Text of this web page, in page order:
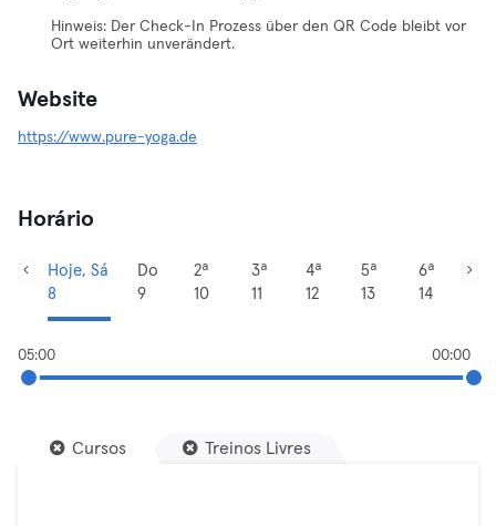
Hinweis: Der Check-In Prozess über den QR Code bleibt vor
Ort weiterhin unverändert.
Website
https://www.pure-yoga.de
Horário
Hoje, Sá
8
Do
9
2ª
10
3ª
11
4ª
12
5ª
13
6ª
14
05:00 00:00
Cursos Treinos Livres